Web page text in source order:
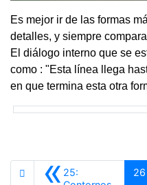
Es mejor ir de las formas
detalles, y siempre
El diálogo interno que se
como : "Esta línea llega
en que termina esta otra
«25:
26